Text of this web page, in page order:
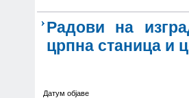
Радови на
црпна станица и
Датум објаве